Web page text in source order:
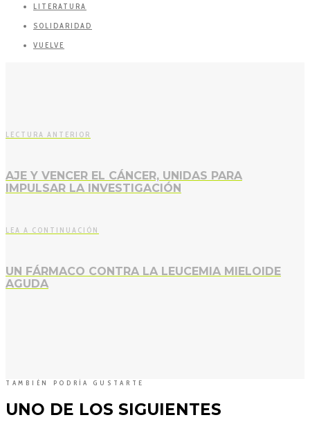
LITERATURA
SOLIDARIDAD
VUELVE
LECTURA ANTERIOR
AJE Y VENCER EL CÁNCER, UNIDAS PARA
IMPULSAR LA INVESTIGACIÓN
LEA A CONTINUACIÓN
UN FÁRMACO CONTRA LA LEUCEMIA MIELOIDE
AGUDA
TAMBIÉN PODRÍA GUSTARTE
UNO DE LOS SIGUIENTES